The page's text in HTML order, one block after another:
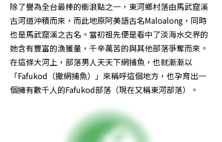
除了譽為全台最棒的衝浪點之一，東河鄉村落由馬武窟溪
古河道沖積而來，而此地原阿美語古名Maloalong，同時
也是馬武窟溪之古名。當初祖先便是看中了淡海水交界的
她含有豐富的漁獲量，千辛萬苦的與其他部落爭奪而來。
在這條大河上，部落男人天天下網捕魚，也就漸漸以
「Fafukod（撒網捕魚）」來稱呼這個地方，也孕育出一
個擁有數千人的Fafukod部落（現在又稱東河部落）。